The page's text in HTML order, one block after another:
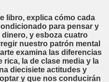
libro, explica cómo cada
para pensar y
y esboza cuatro
nuestro patrón mental
examina las diferencias
la de clase media y la
diecisiete actitudes y
y que nos conducirán